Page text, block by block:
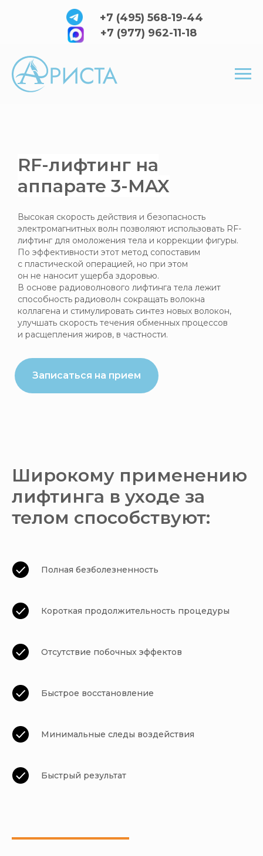
+7 (977) 962-11-18
+7 (495) 568-19-44
RF-лифтинг на
аппарате 3-MAX
Высокая скорость действия и безопасность
электромагнитных волн позволяют использовать RF-
лифтинг для омоложения тела и коррекции фигуры.
По эффективности этот метод сопоставим
с пластической операцией, но при этом
он не наносит ущерба здоровью.
В основе радиоволнового лифтинга тела лежит
способность радиоволн сокращать волокна
коллагена и стимулировать синтез новых волокон,
улучшать скорость течения обменных процессов
и расщепления жиров, в частности.
Записаться на прием
Широкому применению
лифтинга в уходе за
телом способствуют:
Полная безболезненность
Короткая продолжительность процедуры
Отсутствие побочных эффектов
Быстрое восстановление
Минимальные следы воздействия
Быстрый результат